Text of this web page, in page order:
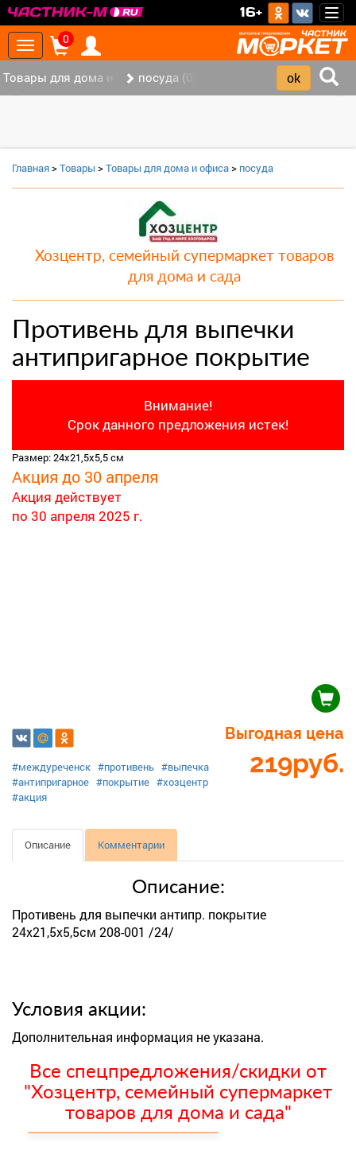
16+
Toggle
navigation
0
Товары для дома и офиса (8)
посуда (0)
Главная>Товары >Товары для дома и офиса> посуда
Хозцентр, семейный супермаркет товаров
для дома и сада
Противень для выпечки
антипригарное покрытие
Внимание!
Срок данного предложения истек!
Размер: 24х21,5х5,5 см
Акция до 30 апреля
Акция действует
по 30 апреля 2025 г.
Выгодная цена
219руб.
#междуреченск #противень #выпечка
#антипригарное #покрытие #хозцентр
#акция
Описание Комментарии
Описание:
Противень для выпечки антипр. покрытие
24х21,5х5,5см 208-001 /24/
Условия акции:
Дополнительная информация не указана.
Все спецпредложения/скидки от
"Хозцентр, семейный супермаркет
товаров для дома и сада"
‹ ›